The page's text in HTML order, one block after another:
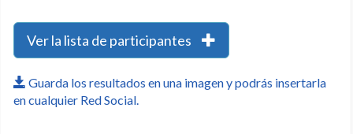
Ver la lista de participantes
Guarda los resultados en una imagen y podrás insertarla
en cualquier Red Social.